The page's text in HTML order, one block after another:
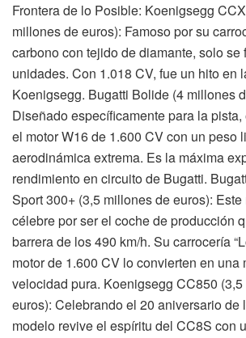
Frontera de lo Posible: Koenigsegg
millones de euros): Famoso por su
carbono con tejido de diamante, solo se
unidades. Con 1.018 CV, fue un hito en
Koenigsegg. Bugatti Bolide (4 millones
Diseñado específicamente para la
el motor W16 de 1.600 CV con un peso
aerodinámica extrema. Es la máxima
rendimiento en circuito de Bugatti.
Sport 300+ (3,5 millones de euros):
célebre por ser el coche de producción
barrera de los 490 km/h. Su carrocería
motor de 1.600 CV lo convierten en una
velocidad pura. Koenigsegg CC850
euros): Celebrando el 20 aniversario de
modelo revive el espíritu del CC8S con